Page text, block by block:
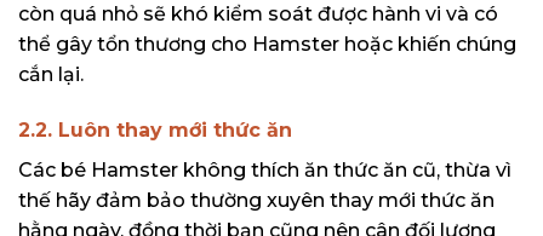
còn quá nhỏ sẽ khó kiểm soát được hành vi và có
thể gây tổn thương cho Hamster hoặc khiến chúng
cắn lại.
2.2. Luôn thay mới thức ăn
Các bé Hamster không thích ăn thức ăn cũ, thừa vì
thế hãy đảm bảo thường xuyên thay mới thức ăn
hằng ngày, đồng thời bạn cũng nên cân đối lượng